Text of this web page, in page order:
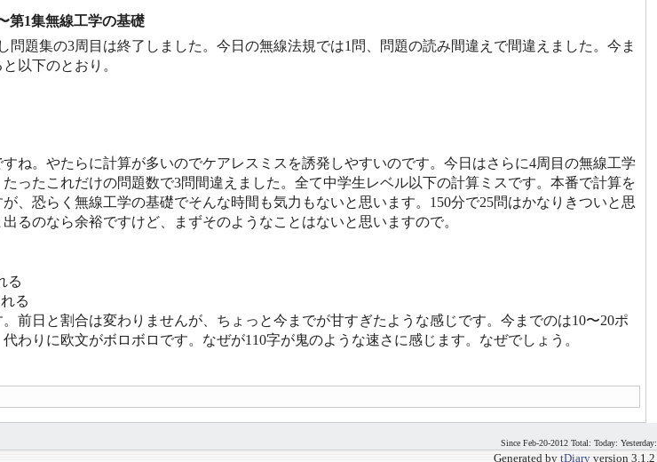
第1集無線工学の基礎
問題集の3周目は終了しました。今日の無線法規では1問、問題の読み間違えで間違えました。今ま
以下のとおり。
ね。やたらに計算が多いのでケアレスミスを誘発しやすいのです。今日はさらに4周目の無線工学
ったこれだけの問題数で3問間違えました。全て中学生レベル以下の計算ミスです。本番で計算を
、恐らく無線工学の基礎でそんな時間も気力もないと思います。150分で25問はかなりきついと思
るのなら余裕ですけど、まずそのようなことはないと思いますので。
る
る
前日と割合は変わりませんが、ちょっと今までが甘すぎたような感じです。今までのは10〜20ポ
わりに欧文がボロボロです。なぜが110字が鬼のような速さに感じます。なぜでしょう。
Since Feb-20-2012 Total: Today: Yesterday:
Generated by tDiary version 3.1.2